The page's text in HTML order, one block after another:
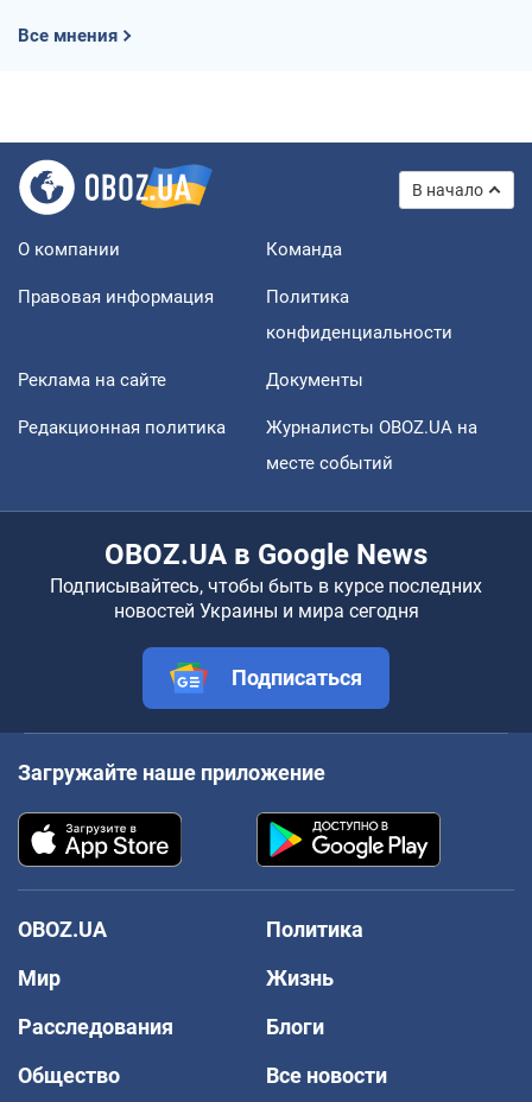
Все мнения
В начало
О компании Команда
Правовая информация
Политика
конфиденциальности
Реклама на сайте Документы
Редакционная политика
Журналисты OBOZ.UA на
месте событий
OBOZ.UA в Google News
Подписывайтесь, чтобы быть в курсе последних
новостей Украины и мира сегодня
Подписаться
Загружайте наше приложение
OBOZ.UA
Политика
Мир
Жизнь
Расследования
Блоги
Общество
Все новости